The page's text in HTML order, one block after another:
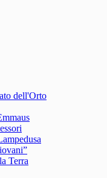
dell'Orto
Terra